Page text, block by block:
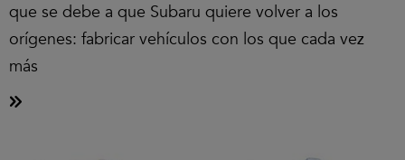
que se debe a que Subaru quiere volver a los
orígenes: fabricar vehículos con los que cada vez
más